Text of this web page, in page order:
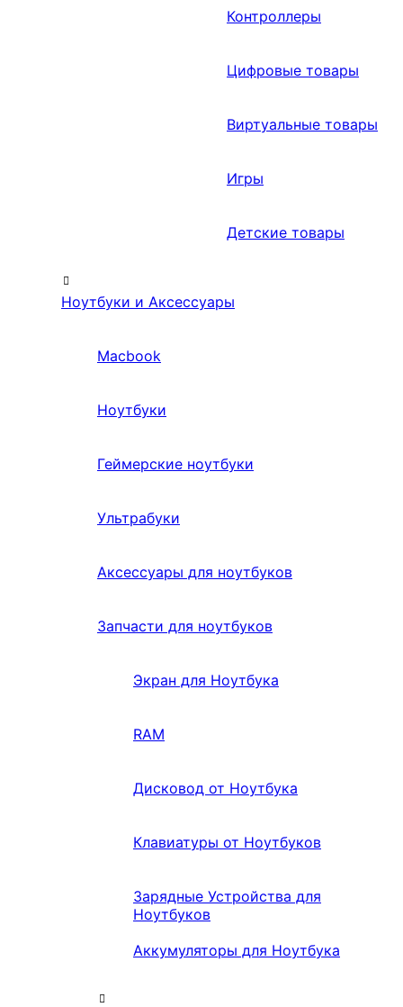
Контроллеры
Цифровые товары
Виртуальные товары
Игры
Детские товары
Ноутбуки и Аксессуары
Macbook
Ноутбуки
Геймерские ноутбуки
Ультрабуки
Аксессуары для ноутбуков
Запчасти для ноутбуков
Экран для Ноутбука
RAM
Дисковод от Ноутбука
Клавиатуры от Ноутбуков
Зарядные Устройства для
Ноутбуков
Аккумуляторы для Ноутбука